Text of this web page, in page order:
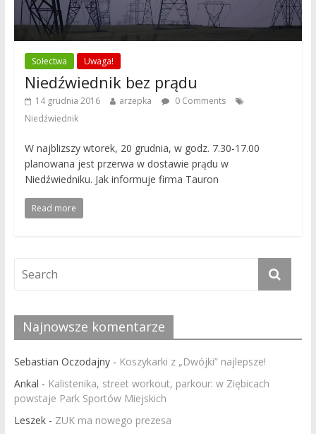
Sołectwa Uwaga!
Niedźwiednik bez prądu
14 grudnia 2016 arzepka
0 Comments
Niedźwiednik
W najblizszy wtorek, 20 grudnia, w godz. 7.30-17.00
planowana jest przerwa w dostawie prądu w
Niedźwiedniku. Jak informuje firma Tauron
Read more
Najnowsze komentarze
Sebastian Oczodajny- Koszykarki z „Dwójki” najlepsze!
Ankal - Kalistenika, street workout, parkour: w Ziębicach
powstaje Park Sportów Miejskich
Leszek- ZUK ma nowego prezesa